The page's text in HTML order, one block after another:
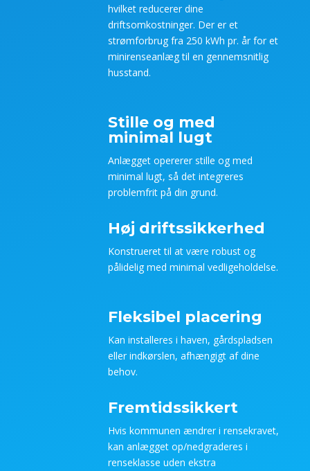
hvilket reducerer dine
driftsomkostninger. Der er et
strømforbrug fra 250 kWh pr. år for et
minirenseanlæg til en gennemsnitlig
husstand.
Stille og med
minimal lugt
Anlægget opererer stille og med
minimal lugt, så det integreres
problemfrit på din grund.
Høj driftssikkerhed
Konstrueret til at være robust og
pålidelig med minimal vedligeholdelse.
Fleksibel placering
Kan installeres i haven, gårdspladsen
eller indkørslen, afhængigt af dine
behov.
Fremtidssikkert
Hvis kommunen ændrer i rensekravet,
kan anlægget op/nedgraderes i
renseklasse uden ekstra